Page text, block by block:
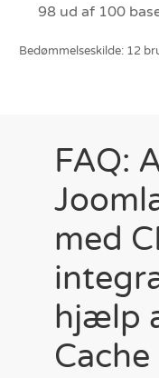
98 ud af 100
Bedømmelseskilde: 12
FAQ:
med
hjælp
Cache